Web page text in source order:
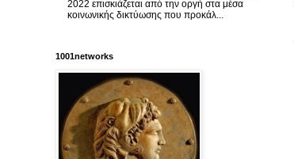
2022 επισκιάζεται από την οργή στα μέσα
κοινωνικής δικτύωσης που προκάλ...
1001networks